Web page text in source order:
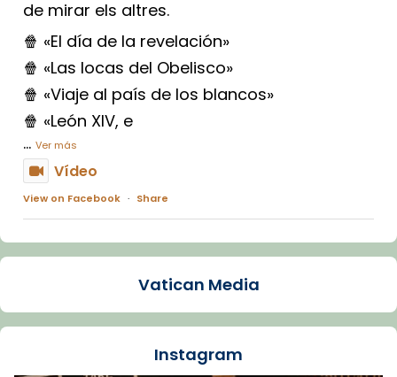
de mirar els altres.
🍿 «El día de la revelación»
🍿 «Las locas del Obelisco»
🍿 «Viaje al país de los blancos»
🍿 «León XIV, e
... Ver más
Vídeo
View on Facebook · Share
Arquebisbat de Barcelona
La Carmina va patir depressió. Fa gairebé
dos mesos, a l'Estadi Lluís Companys, la
Vatican Media
Instagram